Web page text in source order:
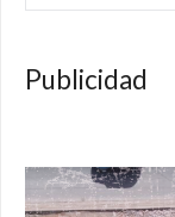
Publicidad